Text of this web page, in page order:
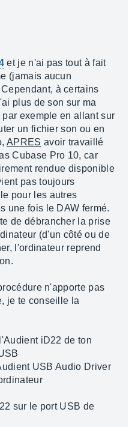
et je n'ai pas tout à fait
(jamais aucun
à certains
plus de son sur ma
exemple en allant sur
un fichier son ou en
APRES avoir travaillé
Cubase Pro 10, car
rendue disponible
pas toujours
pour les autres
une fois le DAW fermé.
de débrancher la prise
(d'un côté ou de
l'ordinateur reprend
n'apporte pas
je te conseille la
iD22 de ton
USB Audio Driver
sur le port USB de